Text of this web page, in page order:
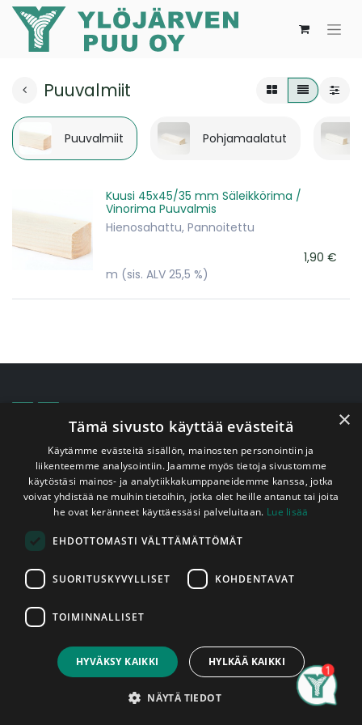
Account
Puuvalmiit
Puuvalmiit Pohjamaalatut
Kuusi 45x45/35 mm Säleikkörima /
Vinorima Puuvalmis
Hienosahattu, Pannoitettu
1,90 €
m (sis. ALV 25,5 %)
Puutavaraa sisälle, ulos ja sille välille
rakentamisen ja remontoinnin tarpeisiin
Meiltä löydät yhden Suomen kattavimmista valikoimista
puutavaraa suoraan hyllystä.
Kokenut ja Ylöjärven yrittäjien toimesta palkittu
ammattitaidolla.
Autamme sopivien materiaalien valitsemisessa,
tarjoamme vaihtoehtoja ja kysymme juuri ne oikeat
×
Tämä sivusto käyttää evästeitä
Käytämme evästeitä sisällön, mainosten personointiin ja
liikenteemme analysointiin. Jaamme myös tietoja sivustomme
käytöstäsi mainos- ja analytiikkakumppaneidemme kanssa, jotka
voivat yhdistää ne muihin tietoihin, jotka olet heille antanut tai joita
he ovat keränneet käyttäessäsi palveluitaan. Lue lisää
EHDOTTOMASTI VÄLTTÄMÄTTÖMÄT
SUORITUSKYVYLLISET KOHDENTAVAT
TOIMINNALLISET
HYVÄKSY KAIKKI HYLKÄÄ KAIKKI
NÄYTÄ TIEDOT